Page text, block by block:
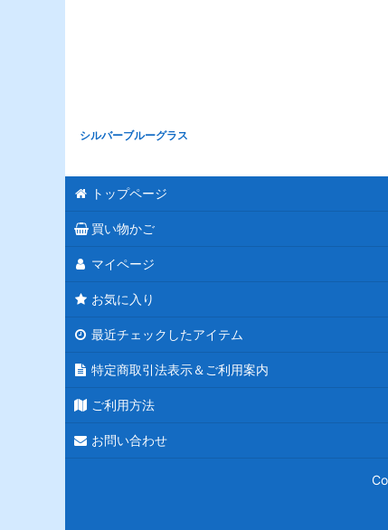
シルバーブルーグラス
トップページ
買い物かご
マイページ
お気に入り
最近チェックしたアイテム
特定商取引法表示＆ご利用案内
ご利用方法
お問い合わせ